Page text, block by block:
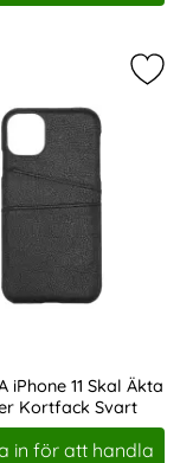
iPhone 11 Skal
iPhone 11 Skal Äkta
Kortfack Svart
in för att handla